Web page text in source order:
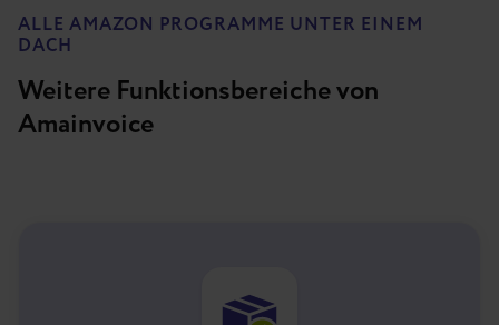
ALLE AMAZON PROGRAMME UNTER EINEM
DACH
Weitere Funktionsbereiche von
Amainvoice